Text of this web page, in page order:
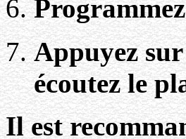
Appuyez
écoutez le
Il est